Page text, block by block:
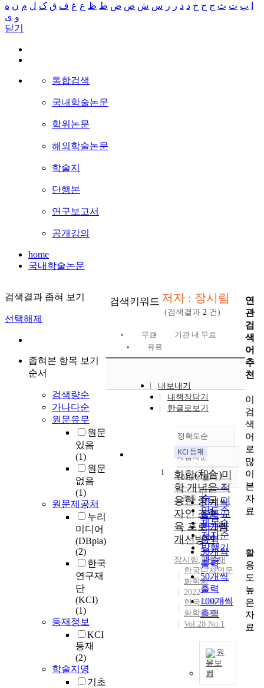
ب ت ث ج ح خ د ذ ر ز س ش ص ض ط ظ ع غ ف ق ک ل م ن ه
و ی
닫기
통합검색
국내학술논문
학위논문
해외학술논문
학술지
단행본
연구보고서
공개강의
home
국내학술논문
검색결과 좁혀 보기
선택해제
좁혀본 항목 보기
순서
검색량순
가나다순
원문유무
원문
있음
(1)
원문
없음
(1)
원문제공처
누리
미디어
(DBpia)
(2)
한국
연구재
단
(KCI)
(1)
등재정보
KCI
등재
(2)
학술지명
기초
검색키워드 저자 : 장시림
(검색결과 2 건)
무료
기관 내 무료
유료
내보내기
내책장담기
한글로보기
정확도순
정확도
순
인기도
순
연도순
제목순
저자순
발행기
관순
내림차순
내림차순
10개씩 출력
10개씩
출력
20개씩
출력
30개씩
출력
50개씩
출력
100개씩
출력
조회
1
화합(和合)미
학 개념을 적
용한 중국 디
자인 조형 교
육 프로그램
개선방안
장시림 ,맹형재
한국디자인문
화학회
2022
한국디자인문
화학회지
Vol.28 No.1
원
문보
기
연
관
검
색
어
추
천
이
검
색
어
로
많
이
본
자
료
활
용
도
높
은
자
료